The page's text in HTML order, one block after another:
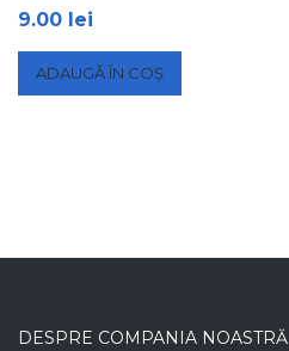
9.00 lei
ADAUGĂ ÎN COȘ
DESPRE COMPANIA NOASTRĂ